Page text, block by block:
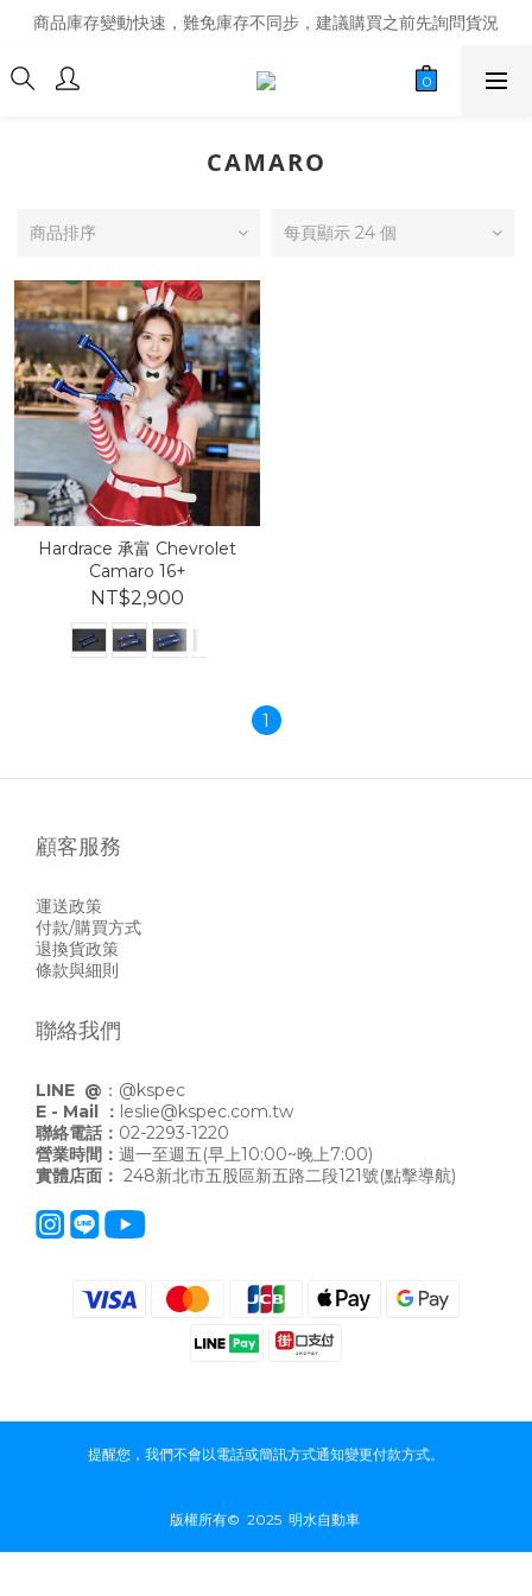
商品庫存變動快速，難免庫存不同步，建議購買之前先詢問貨況
商品庫存變動快速，難免庫存不同步，建議購買之前先詢問貨況
經營超過20年的改裝老字號，安全有保障
CAMARO
商品排序 每頁顯示 24 個
Hardrace 承富 Chevrolet
Camaro 16+
NT$2,900
1
顧客服務
運送政策
付款/購買方式
退換貨政策
條款與細則
聯絡我們
LINE @ ： @kspec
E - Mail ： leslie@kspec.com.tw
聯絡電話： 02-2293-1220
營業時間： 週一至週五(早上10:00~晚上7:00)
實體店面： 248新北市五股區新五路二段121號(點擊導航)
提醒您，我們不會以電話或簡訊方式通知變更付款方式。
版權所有© 2025 明水自動車